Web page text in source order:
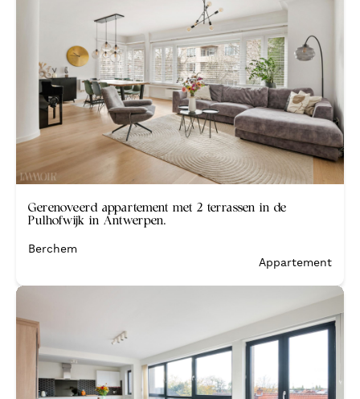
Gerenoveerd appartement met 2 terrassen in de
Pulhofwijk in Antwerpen.
Berchem
Appartement